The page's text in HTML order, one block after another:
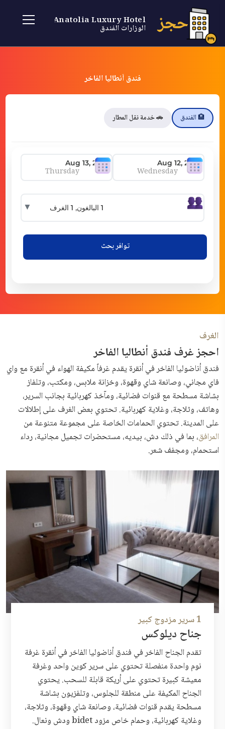
حجز Anatolia Luxury Hotel
الوزارات الفندق
فندق أنطاليا الفاخر
🏨 الفندق 🚗 خدمة نقل المطار
Wednesday
Thursday
▼
توافر بحث
الغرف
احجز غرف فندق أنطاليا الفاخر
فندق أناضوليا الفاخر في أنقرة يقدم غرفاً مكيفة الهواء في أنقرة مع واي
فاي مجاني، وصانعة شاي وقهوة، وخزانة ملابس، ومكتب، وتلفاز
بشاشة مسطحة مع قنوات فضائية، ومآخذ كهربائية بجانب السرير،
وهاتف، وثلاجة، وغلاية كهربائية. تحتوي بعض الغرف على إطلالات
على المدينة. تحتوي الحمامات الخاصة على مجموعة متنوعة من
المرافق، بما في ذلك دش، بيديه، مستحضرات تجميل مجانية، رداء
استحمام، ومجفف شعر.
1 سرير مزدوج كبير
جناح ديلوكس
تقدم الجناح الفاخر في فندق أناضوليا الفاخر في أنقرة غرفة
نوم واحدة منفصلة تحتوي على سرير كوين واحد وغرفة
معيشة كبيرة تحتوي على أريكة قابلة للسحب. يحتوي
الجناح المكيفة على منطقة للجلوس، وتلفزيون بشاشة
مسطحة يقدم قنوات فضائية، وصانعة شاي وقهوة، وثلاجة،
وغلاية كهربائية، وحمام خاص مزود bidet ودش ونعال.